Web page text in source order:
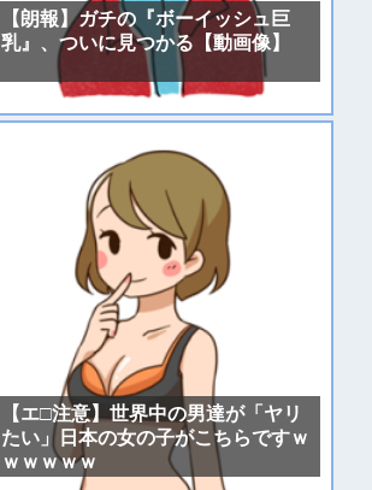
【朗報】ガチの『ボーイッシュ巨
乳』、ついに見つかる【動画像】
【エ□注意】世界中の男達が「ヤリ
たい」日本の女の子がこちらですｗ
ｗｗｗｗｗ